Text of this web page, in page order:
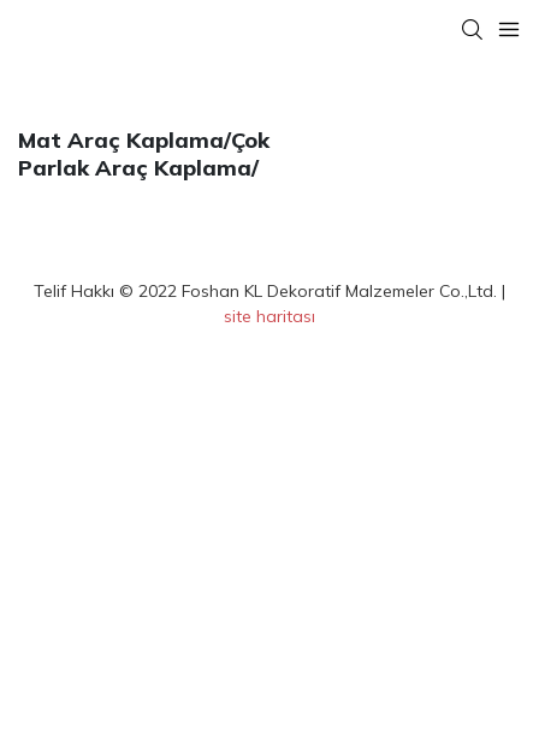
Mat Araç Kaplama/Çok
Parlak Araç Kaplama/
Telif Hakkı © 2022 Foshan KL Dekoratif Malzemeler Co.,Ltd. |
site haritası